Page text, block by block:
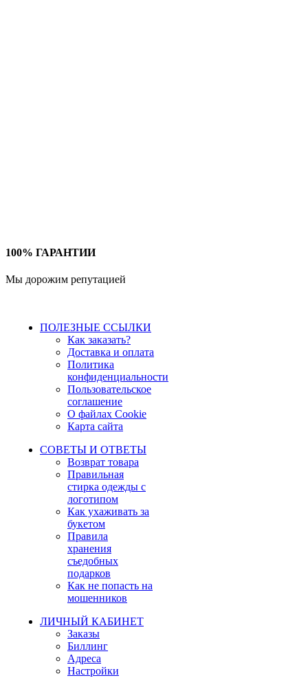
100% ГАРАНТИИ
Мы дорожим репутацией
ПОЛЕЗНЫЕ ССЫЛКИ
Как заказать?
Доставка и оплата
Политика
конфиденциальности
Пользовательское
соглашение
О файлах Cookie
Карта сайта
СОВЕТЫ И ОТВЕТЫ
Возврат товара
Правильная
стирка одежды с
логотипом
Как ухаживать за
букетом
Правила
хранения
съедобных
подарков
Как не попасть на
мошенников
ЛИЧНЫЙ КАБИНЕТ
Заказы
Биллинг
Адреса
Настройки